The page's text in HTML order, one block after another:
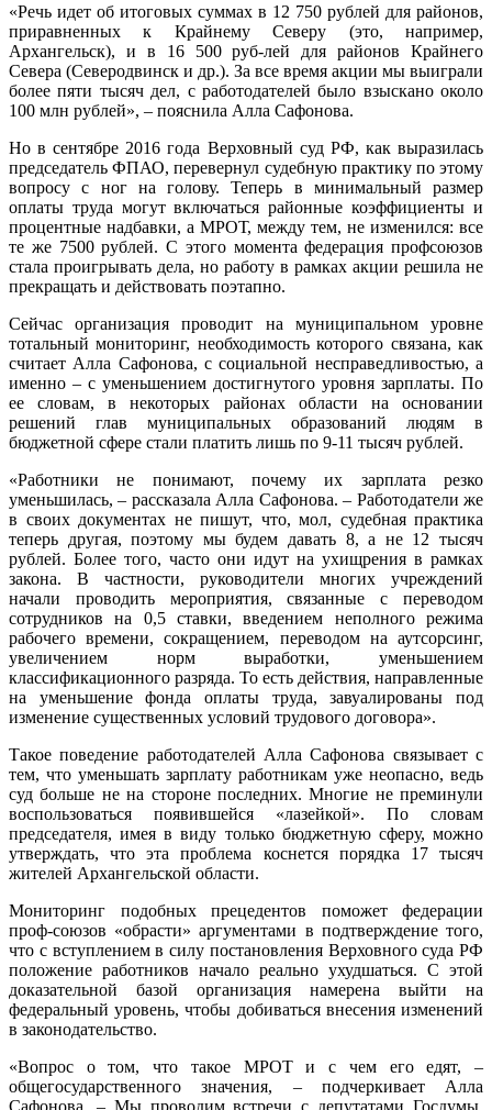
«Речь идет об итоговых суммах в 12 750 рублей для районов,
приравненных к Крайнему Северу (это, например,
Архангельск), и в 16 500 руб-лей для районов Крайнего
Севера (Северодвинск и др.). За все время акции мы выиграли
более пяти тысяч дел, с работодателей было взыскано около
100 млн рублей», – пояснила Алла Сафонова.
Но в сентябре 2016 года Верховный суд РФ, как выразилась
председатель ФПАО, перевернул судебную практику по этому
вопросу с ног на голову. Теперь в минимальный размер
оплаты труда могут включаться районные коэффициенты и
процентные надбавки, а МРОТ, между тем, не изменился: все
те же 7500 рублей. С этого момента федерация профсоюзов
стала проигрывать дела, но работу в рамках акции решила не
прекращать и действовать поэтапно.
Сейчас организация проводит на муниципальном уровне
тотальный мониторинг, необходимость которого связана, как
считает Алла Сафонова, с социальной несправедливостью, а
именно – с уменьшением достигнутого уровня зарплаты. По
ее словам, в некоторых районах области на основании
решений глав муниципальных образований людям в
бюджетной сфере стали платить лишь по 9-11 тысяч рублей.
«Работники не понимают, почему их зарплата резко
уменьшилась, – рассказала Алла Сафонова. – Работодатели же
в своих документах не пишут, что, мол, судебная практика
теперь другая, поэтому мы будем давать 8, а не 12 тысяч
рублей. Более того, часто они идут на ухищрения в рамках
закона. В частности, руководители многих учреждений
начали проводить мероприятия, связанные с переводом
сотрудников на 0,5 ставки, введением неполного режима
рабочего времени, сокращением, переводом на аутсорсинг,
увеличением норм выработки, уменьшением
классификационного разряда. То есть действия, направленные
на уменьшение фонда оплаты труда, завуалированы под
изменение существенных условий трудового договора».
Такое поведение работодателей Алла Сафонова связывает с
тем, что уменьшать зарплату работникам уже неопасно, ведь
суд больше не на стороне последних. Многие не преминули
воспользоваться появившейся «лазейкой». По словам
председателя, имея в виду только бюджетную сферу, можно
утверждать, что эта проблема коснется порядка 17 тысяч
жителей Архангельской области.
Мониторинг подобных прецедентов поможет федерации
проф-союзов «обрасти» аргументами в подтверждение того,
что с вступлением в силу постановления Верховного суда РФ
положение работников начало реально ухудшаться. С этой
доказательной базой организация намерена выйти на
федеральный уровень, чтобы добиваться внесения изменений
в законодательство.
«Вопрос о том, что такое МРОТ и с чем его едят, –
общегосударственного значения, – подчеркивает Алла